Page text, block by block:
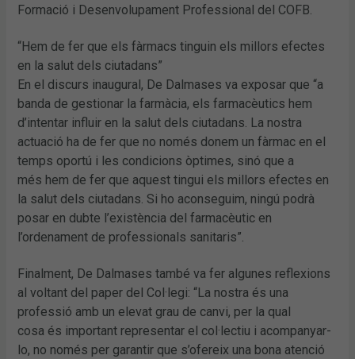
Formació i Desenvolupament Professional del COFB.
“Hem de fer que els fàrmacs tinguin els millors efectes
en la salut dels ciutadans”
En el discurs inaugural, De Dalmases va exposar que “a
banda de gestionar la farmàcia, els farmacèutics hem
d’intentar influir en la salut dels ciutadans. La nostra
actuació ha de fer que no només donem un fàrmac en el
temps oportú i les condicions òptimes, sinó que a
més hem de fer que aquest tingui els millors efectes en
la salut dels ciutadans. Si ho aconseguim, ningú podrà
posar en dubte l’existència del farmacèutic en
l’ordenament de professionals sanitaris”.
Finalment, De Dalmases també va fer algunes reflexions
al voltant del paper del Col·legi: “La nostra és una
professió amb un elevat grau de canvi, per la qual
cosa és important representar el col·lectiu i acompanyar-
lo, no només per garantir que s’ofereix una bona atenció